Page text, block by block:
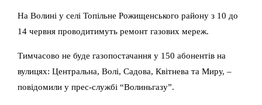
На Волині у селі Топільне Рожищенського району з 10 до
14 червня проводитимуть ремонт газових мереж.
Тимчасово не буде газопостачання у 150 абонентів на
вулицях: Центральна, Волі, Садова, Квітнева та Миру, –
повідомили у прес-службі “Волиньгазу”.